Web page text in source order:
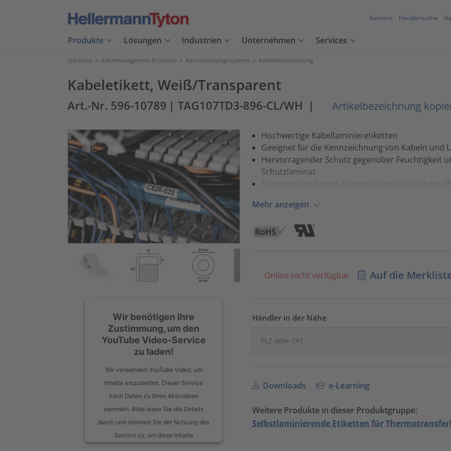
Karriere Händlersuche
Produkte Lösungen Industrien Unternehmen Services
Startseite > Kabelmanagement-Produkte > Kennzeichnungssysteme > Kabelkennzeichnung
Kabeletikett, Weiß/Transparent
Art.-Nr. 596-10789 | TAG107TD3-896-CL/WH | Artikelbezeichnung
Wir benötigen Ihre
Zustimmung, um den
YouTube Video-Service
zu laden!
Wir verwenden YouTube Video, um
Inhalte einzubetten. Dieser Service
kann Daten zu Ihren Aktivitäten
sammeln. Bitte lesen Sie die Details
durch und stimmen Sie der Nutzung des
Service zu, um diese Inhalte
Hochwertige Kabellaminieretiketten
Geeignet für die Kennzeichnung von Kabeln und
Hervorragender Schutz gegenüber Feuchtigkeit
Schutzlaminat
Abgerundete Kanten bieten zusätzliche Haltekräfte
Mehr anzeigen
Online nicht verfügbar Auf die
Händler in der Nähe
Downloads e-Learning
Weitere Produkte in dieser Produktgruppe:
Selbstlaminierende Etiketten für